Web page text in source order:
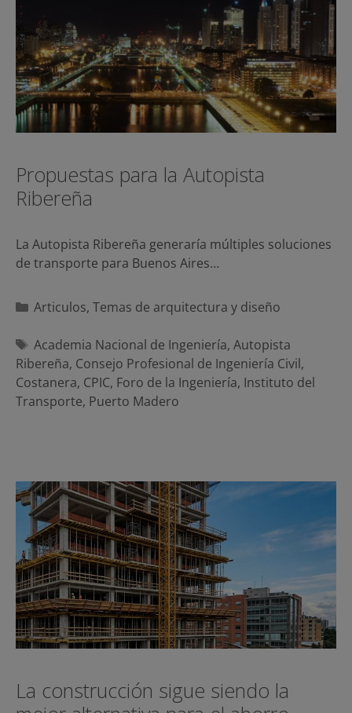
Propuestas para la Autopista
Ribereña
La Autopista Ribereña generaría múltiples soluciones
de transporte para Buenos Aires…
Categorías
Articulos, Temas de arquitectura y diseño
Etiquetas
Academia Nacional de Ingeniería, Autopista
Ribereña, Consejo Profesional de Ingeniería Civil,
Costanera, CPIC, Foro de la Ingeniería, Instituto del
Transporte, Puerto Madero
La construcción sigue siendo la